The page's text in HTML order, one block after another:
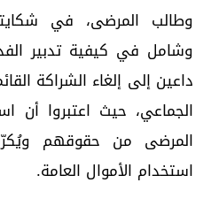
وطالب المرضى، في
وشامل في كيفية تدبير
داعين إلى إلغاء الشراكة
الجماعي، حيث اعتبروا أن
المرضى من حقوقهم
استخدام الأموال العامة.